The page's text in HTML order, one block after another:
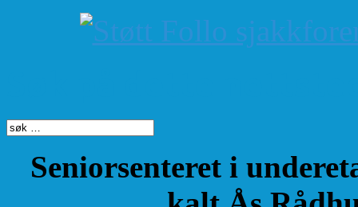
Seniorsenteret i